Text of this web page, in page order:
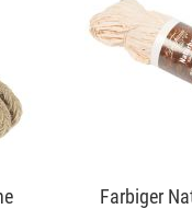
Farbiger